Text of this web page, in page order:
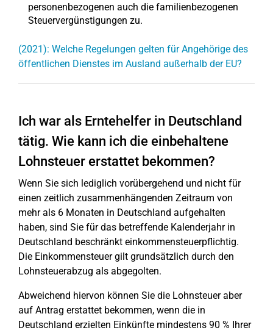
personenbezogenen auch die familienbezogenen
Steuervergünstigungen zu.
(2021): Welche Regelungen gelten für Angehörige des
öffentlichen Dienstes im Ausland außerhalb der EU?
Ich war als Erntehelfer in Deutschland
tätig. Wie kann ich die einbehaltene
Lohnsteuer erstattet bekommen?
Wenn Sie sich lediglich vorübergehend und nicht für
einen zeitlich zusammenhängenden Zeitraum von
mehr als 6 Monaten in Deutschland aufgehalten
haben, sind Sie für das betreffende Kalenderjahr in
Deutschland beschränkt einkommensteuerpflichtig.
Die Einkommensteuer gilt grundsätzlich durch den
Lohnsteuerabzug als abgegolten.
Abweichend hiervon können Sie die Lohnsteuer aber
auf Antrag erstattet bekommen, wenn die in
Deutschland erzielten Einkünfte mindestens 90 % Ihrer